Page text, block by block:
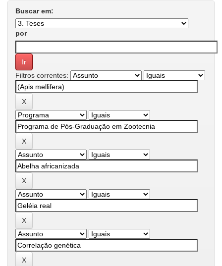
Buscar em:
por
Filtros correntes: